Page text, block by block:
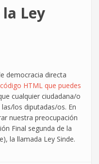
Ley
democracia directa
código HTML que puedes
cualquier ciudadana/o
los diputadas/os. En
nuestra preocupación
Final segunda de la
la llamada Ley Sinde.